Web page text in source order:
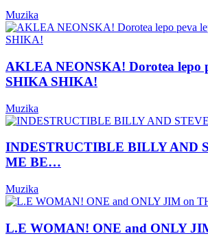
Muzika
AKLEA NEONSKA! Dorotea lepo
SHIKA SHIKA!
Muzika
INDESTRUCTIBLE BILLY AND
ME BE…
Muzika
L.E WOMAN! ONE and ONLY